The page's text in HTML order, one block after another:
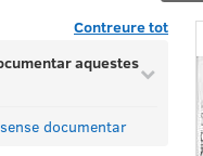
Contreure tot
aquestes
documentar